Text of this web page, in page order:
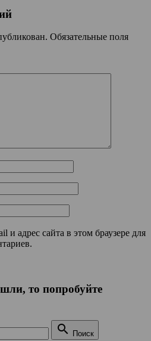
Обязательные поля
и адрес сайта в этом браузере для
то попробуйте
 Поиск